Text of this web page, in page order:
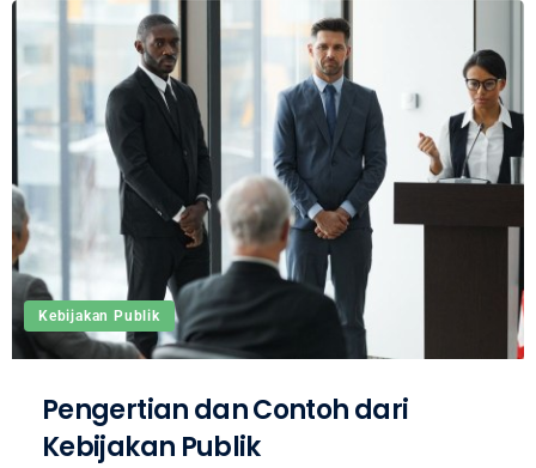
Kebijakan Publik
Pengertian dan Contoh dari
Kebijakan Publik